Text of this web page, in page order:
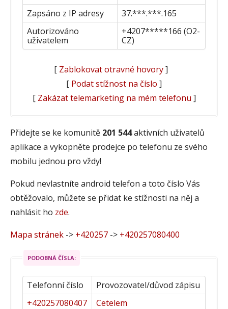
Zapsáno z IP adresy
37.***.***.165
Autorizováno
uživatelem
+4207*****166 (O2-
CZ)
[ Zablokovat otravné hovory]
[ Podat stížnost na číslo ]
[ Zakázat telemarketing na mém telefonu ]
Přidejte se ke komunitě 201 544aktivních uživatelů
aplikace a vykopněte prodejce po telefonu ze svého
mobilu jednou pro vždy!
Pokud nevlastníte android telefon a toto číslo Vás
obtěžovalo, můžete se přidat ke stížnosti na něj a
nahlásit ho zde.
Mapa stránek -> +420257 -> +420257080400
PODOBNÁ ČÍSLA:
Telefonní číslo
Provozovatel/důvod zápisu
+420257080407
Cetelem